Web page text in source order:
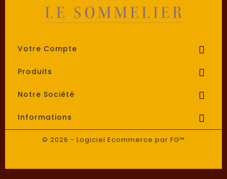
Votre Compte 
Produits 
Notre Société 
Informations 
© 2026 - Logiciel Ecommerce par FG™